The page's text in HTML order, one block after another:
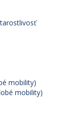
mobility)
mobility)